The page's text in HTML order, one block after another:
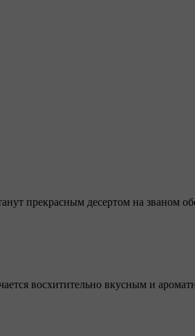
прекрасным десертом на званом
восхитительно вкусным и